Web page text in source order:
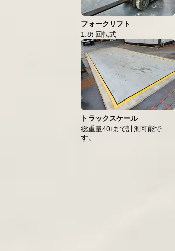
フォークリフト
1.8t 回転式
トラックスケール
総重量40tまで計測可能で
す。